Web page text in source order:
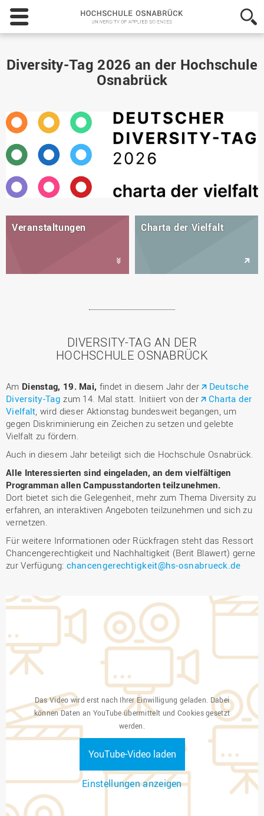
Hochschule
Osnabrück
-
of
Applied
Diversity-Tag 2026 an der Hochschule
Osnabrück
Veranstaltungen Charta der Vielfalt
DIVERSITY-TAG AN DER
HOCHSCHULE OSNABRÜCK
Am Dienstag, 19. Mai, findet in diesem Jahr der
Deutsche
Diversity-Tag zum 14. Mal statt. Initiiert von der
Charta der
Vielfalt, wird dieser Aktionstag bundesweit begangen, um
gegen Diskriminierung ein Zeichen zu setzen und gelebte
Vielfalt zu fördern.
Auch in diesem Jahr beteiligt sich die Hochschule Osnabrück.
Alle Interessierten sind eingeladen, an dem vielfältigen
Programman allen Campusstandorten teilzunehmen.
Dort bietet sich die Gelegenheit, mehr zum Thema Diversity zu
erfahren, an interaktiven Angeboten teilzunehmen und sich zu
vernetzen.
Für weitere Informationen oder Rückfragen steht das Ressort
Chancengerechtigkeit und Nachhaltigkeit (Berit Blawert) gerne
zur Verfügung: chancengerechtigkeit@hs-osnabrueck.de
Das Video wird erst nach Ihrer Einwilligung geladen. Dabei
können Daten an YouTube übermittelt und Cookies gesetzt
werden.
YouTube-Video laden
Einstellungen anzeigen